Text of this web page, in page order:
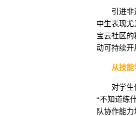
引进非
中生表现
宝云社区
动可持续开
从技能
对学
“不知道练
队协作能